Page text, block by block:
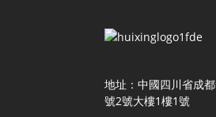
地址：中國四川省成
號2號大樓1樓1號